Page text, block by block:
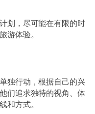
划，尽可能在有限的时
游体验。
独行动，根据自己的兴
们追求独特的视角、体
和方式。